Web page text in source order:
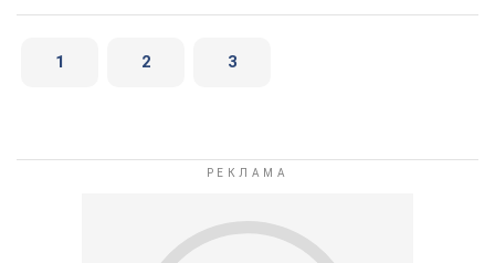
1 2 3